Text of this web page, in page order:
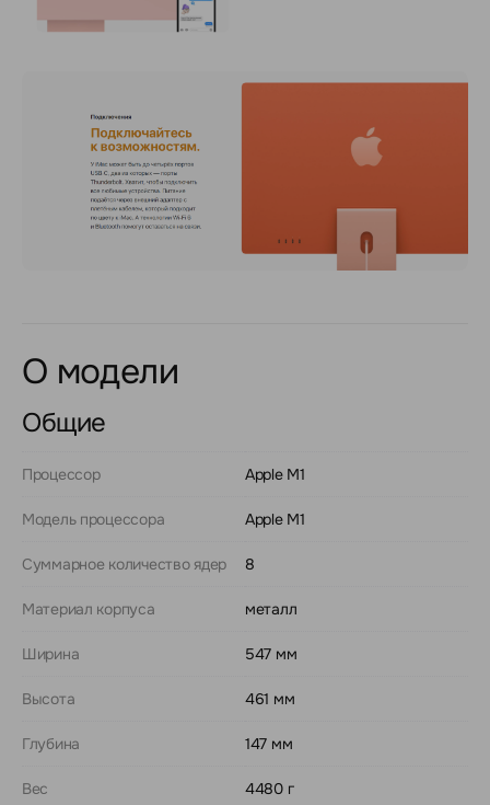
О модели
Общие
Процессор Apple M1
Модель процессора Apple M1
Суммарное количество ядер 8
Материал корпуса металл
Ширина 547 мм
Высота 461 мм
Глубина 147 мм
Вес 4480 г